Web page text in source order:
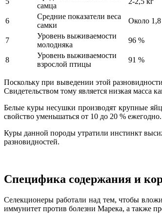
самца
6
Средние показатели веса
самки
Около 1,8
7
Уровень выживаемости
молодняка
96 %
8
Уровень выживаемости
взрослой птицы
91 %
Поскольку при выведении этой
Свидетельством тому является низкая масса
Белые куры несушки производят крупные
свойство уменьшаться от 10 до 20 % ежегодно.
Куры данной породы утратили инстинкт
разновидностей.
Специфика содержания и
Селекционеры работали над тем, чтобы
иммунитет против болезни Марека, а также